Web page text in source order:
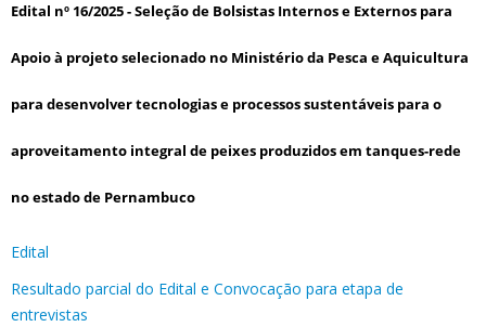
Edital nº 16/2025 -Seleção de Bolsistas Internos e Externos para
Apoio à projeto selecionado no Ministério da Pesca e Aquicultura
para desenvolver tecnologias e processos sustentáveis para o
aproveitamento integral de peixes produzidos em tanques-rede
no estado de Pernambuco
Edital
Resultado parcial do Edital e Convocação para etapa de
entrevistas